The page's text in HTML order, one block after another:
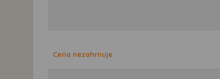
Cena nezahrnuje